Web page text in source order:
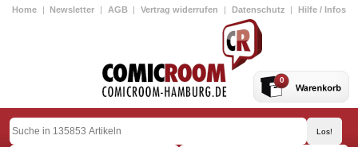
Home | Newsletter | AGB | Vertrag widerrufen | Datenschutz | Hilfe / Infos
0